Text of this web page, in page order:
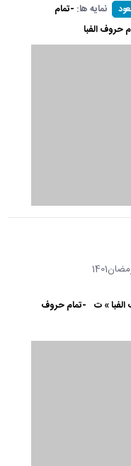
نمایه ها: -تمام
حروف الفبا
» ت -تمام حروف